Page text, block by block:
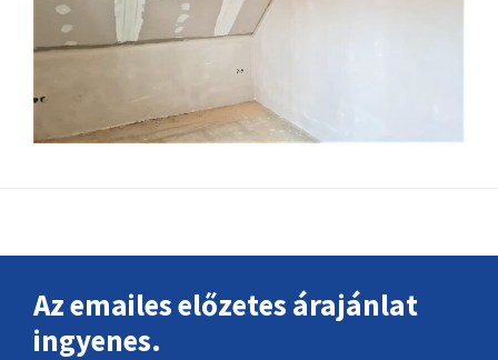
Az emailes előzetes árajánlat
ingyenes.